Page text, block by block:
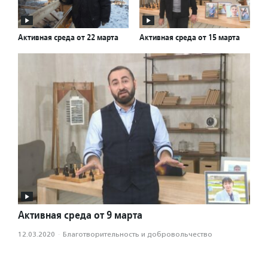
Активная среда от 22 марта Активная среда от 15 марта
Активная среда от 9 марта
12.03.2020 · Благотвори­тель­ность и доброволь­чест­во